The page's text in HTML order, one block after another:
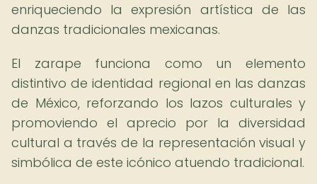
enriqueciendo la expresión artística de las
danzas tradicionales mexicanas.
El zarape funciona como un elemento
distintivo de identidad regional en las danzas
de México, reforzando los lazos culturales y
promoviendo el aprecio por la diversidad
cultural a través de la representación visual y
simbólica de este icónico atuendo tradicional.